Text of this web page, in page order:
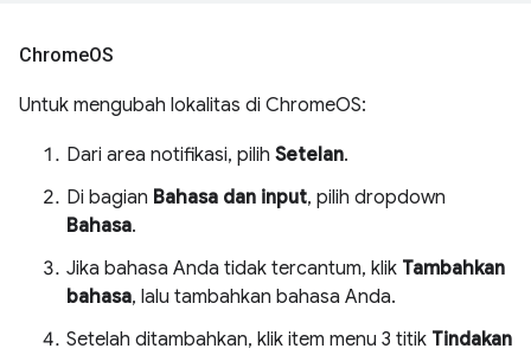
ChromeOS
Untuk mengubah lokalitas di ChromeOS:
Dari area notifikasi, pilih Setelan.
Di bagian Bahasa dan input, pilih dropdown
Bahasa.
Jika bahasa Anda tidak tercantum, klik Tambahkan
bahasa, lalu tambahkan bahasa Anda.
Setelah ditambahkan, klik item menu 3 titik Tindakan